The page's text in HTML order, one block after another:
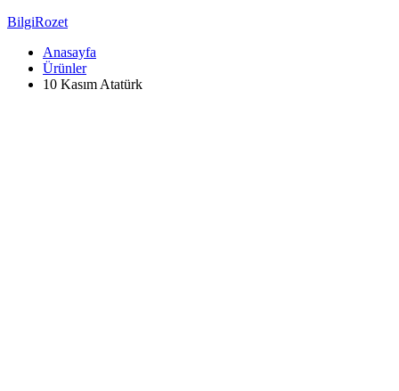
BilgiRozet
Anasayfa
Ürünler
10 Kasım Atatürk